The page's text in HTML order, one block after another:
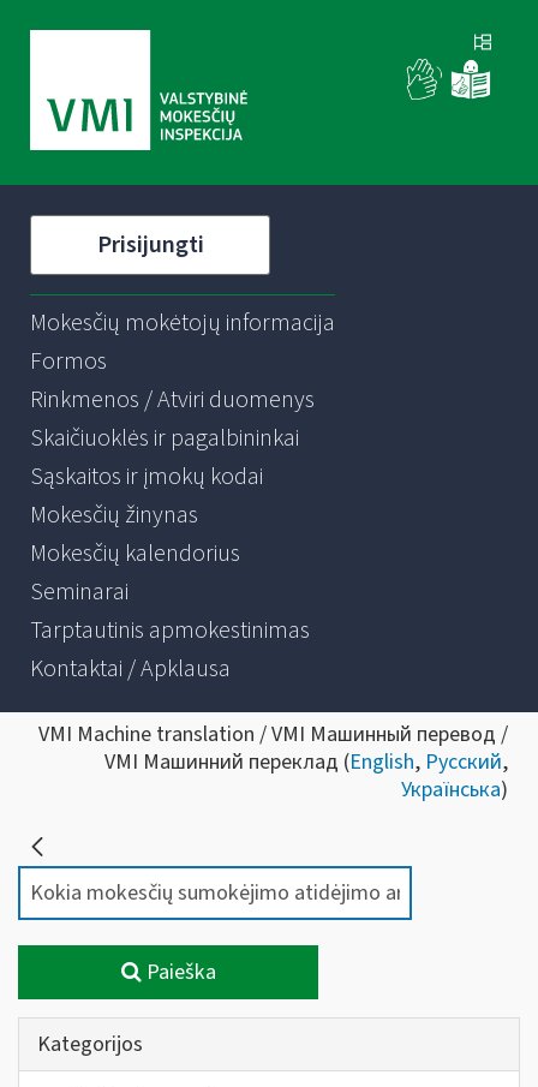
Prisijungti
Mokesčių mokėtojų informacija
Formos
Rinkmenos / Atviri duomenys
Skaičiuoklės ir pagalbininkai
Sąskaitos ir įmokų kodai
Mokesčių žinynas
Mokesčių kalendorius
Seminarai
Tarptautinis apmokestinimas
Kontaktai / Apklausa
VMI Machine translation / VMI Машинный перевод /
VMI Машинний переклад (English, Русский,
Українська)
Paieška
Kategorijos